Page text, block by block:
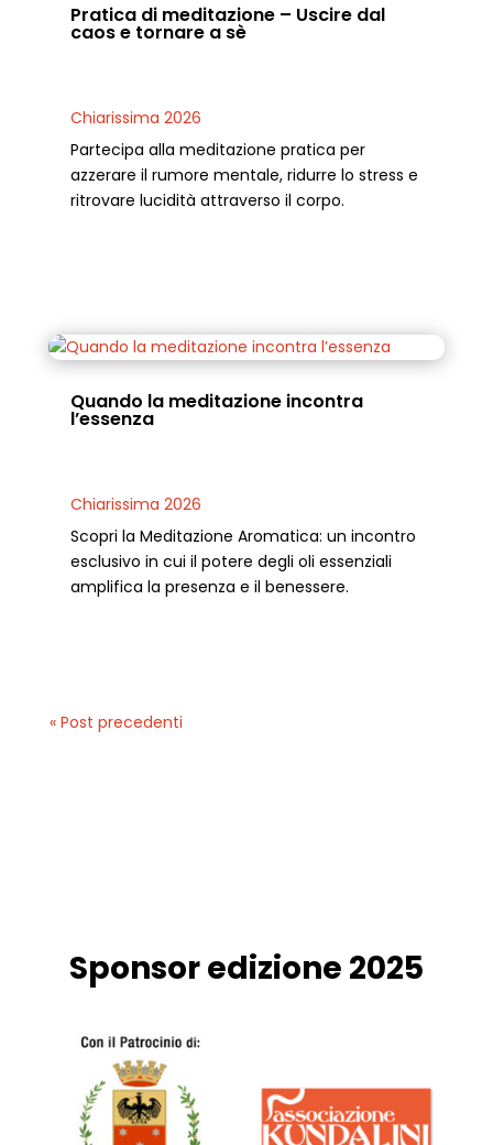
Pratica di meditazione – Uscire dal
caos e tornare a sè
Chiarissima 2026
Partecipa alla meditazione pratica per
azzerare il rumore mentale, ridurre lo stress e
ritrovare lucidità attraverso il corpo.
Quando la meditazione incontra
l’essenza
Chiarissima 2026
Scopri la Meditazione Aromatica: un incontro
esclusivo in cui il potere degli oli essenziali
amplifica la presenza e il benessere.
« Post precedenti
Sponsor edizione 2025